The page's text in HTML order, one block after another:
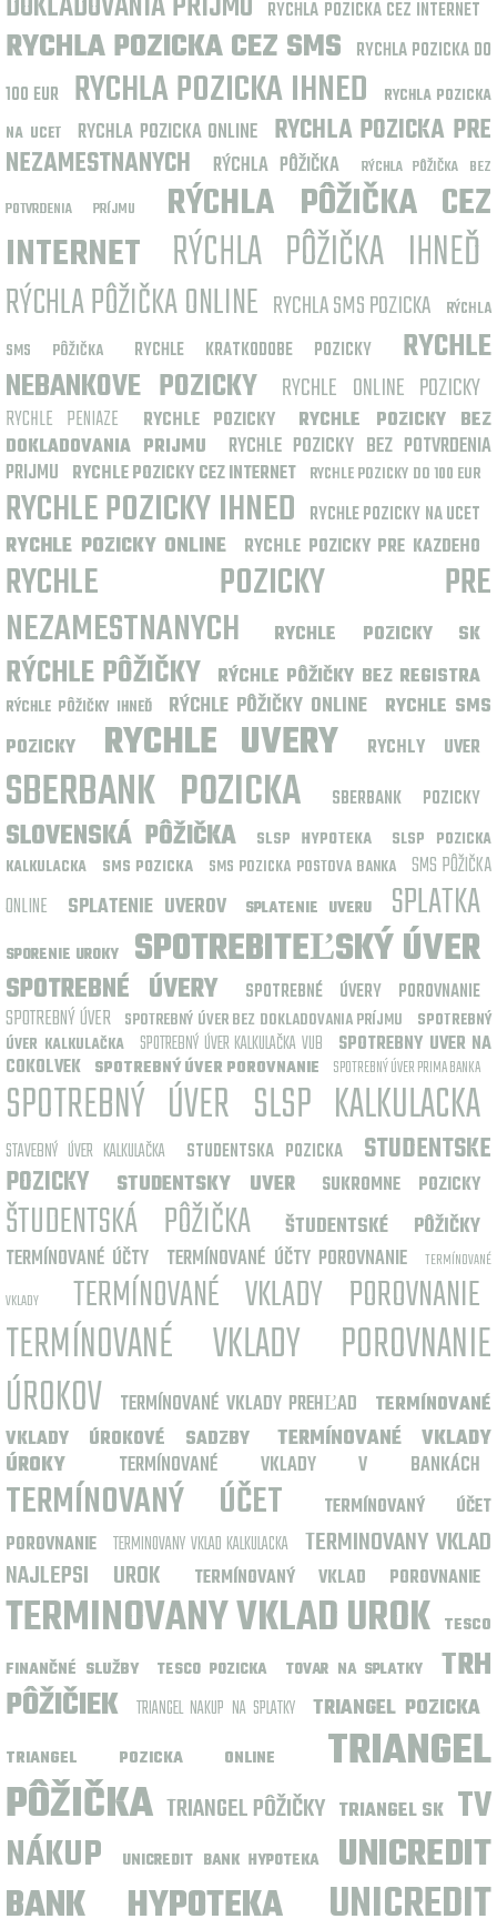
RYCHLA POZICKA CEZ INTERNET
RYCHLA POZICKA CEZ SMS RYCHLA POZICKA DO
100 EUR RYCHLA POZICKA IHNED
RYCHLA POZICKA
NA UCET
RYCHLA POZICKA ONLINE RYCHLA POZICKA PRE
NEZAMESTNANYCH
RÝCHLA PÔŽIČKA
RÝCHLA PÔŽIČKA BEZ
POTVRDENIA PRÍJMU
RÝCHLA PÔŽIČKA CEZ
INTERNET
RÝCHLA PÔŽIČKA IHNEĎ
RÝCHLA PÔŽIČKA ONLINE RYCHLA SMS POZICKA
RÝCHLA
SMS PÔŽIČKA
RYCHLE KRATKODOBE POZICKY
RYCHLE
NEBANKOVE POZICKY
RYCHLE ONLINE POZICKY
RYCHLE PENIAZE RYCHLE POZICKY
RYCHLE POZICKY BEZ
DOKLADOVANIA PRIJMU
RYCHLE POZICKY BEZ POTVRDENIA
PRIJMU RYCHLE POZICKY CEZ INTERNET RYCHLE POZICKY DO 100 EUR
RYCHLE POZICKY IHNED RYCHLE POZICKY NA UCET
RYCHLE POZICKY ONLINE RYCHLE POZICKY PRE KAZDEHO
RYCHLE POZICKY PRE
NEZAMESTNANYCH
RYCHLE POZICKY SK
RÝCHLE PÔŽIČKY RÝCHLE PÔŽIČKY BEZ REGISTRA
RÝCHLE PÔŽIČKY IHNEĎ RÝCHLE PÔŽIČKY ONLINE
RYCHLE SMS
POZICKY
RYCHLE UVERY RYCHLY UVER
SBERBANK POZICKA SBERBANK POZICKY
SLOVENSKÁ PÔŽIČKA SLSP HYPOTEKA
SLSP POZICKA
KALKULACKA
SMS POZICKA SMS POZICKA POSTOVA BANKA
SMS PÔŽIČKA
ONLINE
SPLATENIE UVEROV SPLATENIE UVERU SPLATKA
SPORENIE UROKY SPOTREBITEĽSKÝ ÚVER
SPOTREBNÉ ÚVERY SPOTREBNÉ ÚVERY POROVNANIE
SPOTREBNÝ ÚVER SPOTREBNÝ ÚVER BEZ DOKLADOVANIA PRÍJMU
SPOTREBNÝ
ÚVER KALKULAČKA
SPOTREBNÝ ÚVER KALKULAČKA VUB
SPOTREBNY UVER NA
COKOLVEK SPOTREBNÝ ÚVER POROVNANIE SPOTREBNÝ ÚVER PRIMA BANKA
SPOTREBNÝ ÚVER SLSP KALKULACKA
STAVEBNÝ ÚVER KALKULAČKA STUDENTSKA POZICKA
STUDENTSKE
POZICKY
STUDENTSKY UVER SUKROMNE POZICKY
ŠTUDENTSKÁ PÔŽIČKA
ŠTUDENTSKÉ PÔŽIČKY
TERMÍNOVANÉ ÚČTY TERMÍNOVANÉ ÚČTY POROVNANIE
TERMÍNOVANÉ
VKLADY
TERMÍNOVANÉ VKLADY POROVNANIE
TERMÍNOVANÉ VKLADY POROVNANIE
ÚROKOV TERMÍNOVANÉ VKLADY PREHĽAD
TERMÍNOVANÉ
VKLADY ÚROKOVÉ SADZBY
TERMÍNOVANÉ VKLADY
ÚROKY
TERMÍNOVANÉ VKLADY V BANKÁCH
TERMÍNOVANÝ ÚČET
TERMÍNOVANÝ ÚČET
POROVNANIE TERMINOVANY VKLAD KALKULACKA TERMINOVANY VKLAD
NAJLEPSI UROK
TERMÍNOVANÝ VKLAD POROVNANIE
TERMINOVANY VKLAD UROK TESCO
FINANČNÉ SLUŽBY
TESCO POZICKA TOVAR NA SPLATKY
TRH
PÔŽIČIEK
TRIANGEL NAKUP NA SPLATKY TRIANGEL POZICKA
TRIANGEL POZICKA ONLINE
TRIANGEL
PÔŽIČKA TRIANGEL PÔŽIČKY TRIANGEL SK TV
NÁKUP
UNICREDIT BANK HYPOTEKA
UNICREDIT
BANK HYPOTEKA
UNICREDIT